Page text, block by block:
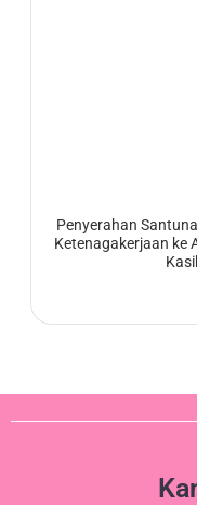
Penyerahan
Ketenagakerjaan ke